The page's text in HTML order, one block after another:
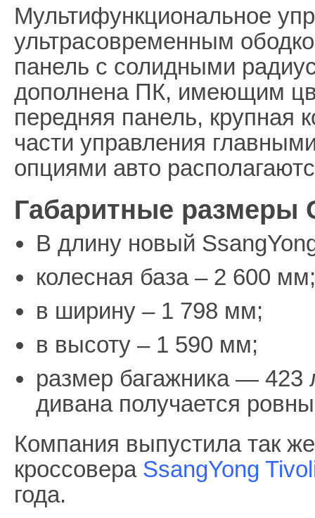
Мультифункциональное
ультрасовременным
панель с солидными
дополнена ПК, имеющим
передняя панель, крупная
части управления
опциями авто
Габаритные размеры
В длину новый
колесная база – 2 600 мм;
в ширину – 1 798 мм;
в высоту – 1 590 мм;
размер багажника — 423
дивана получается
Компания выпустила так
кроссовера SsangYong
года.